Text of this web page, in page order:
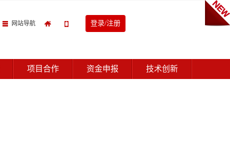
网站导航 登录/注册
项目合作 资金申报 技术创新